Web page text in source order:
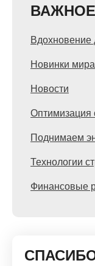
Вдохновение
Новинки
Новости
Оптимизация
Поднимаем
Технологии
Финансовые